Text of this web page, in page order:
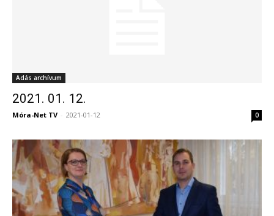
Adás archívum
2021. 01. 12.
Móra-Net TV - 2021-01-12 0